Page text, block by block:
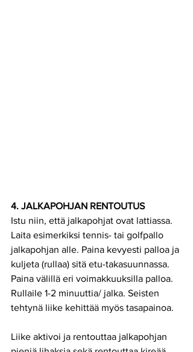
4. JALKAPOHJAN RENTOUTUS
Istu niin, että jalkapohjat ovat lattiassa.
Laita esimerkiksi tennis- tai golfpallo
jalkapohjan alle. Paina kevyesti palloa ja
kuljeta (rullaa) sitä etu-takasuunnassa.
Paina välillä eri voimakkuuksilla palloa.
Rullaile 1-2 minuuttia/ jalka. Seisten
tehtynä liike kehittää myös tasapainoa.
Liike aktivoi ja rentouttaa jalkapohjan